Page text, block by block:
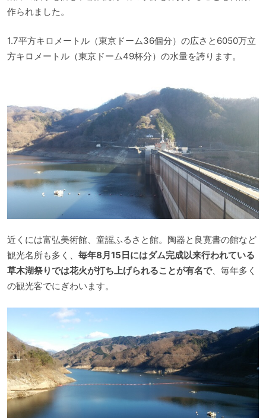
作られました。
1.7平方キロメートル（東京ドーム36個分）の広さと6050万立
方キロメートル（東京ドーム49杯分）の水量を誇ります。
近くには富弘美術館、童謡ふるさと館。陶器と良寛書の館など
観光名所も多く、 毎年8月15日にはダム完成以来行われている
草木湖祭りでは花火が打ち上げられることが有名で、毎年多く
の観光客でにぎわいます。